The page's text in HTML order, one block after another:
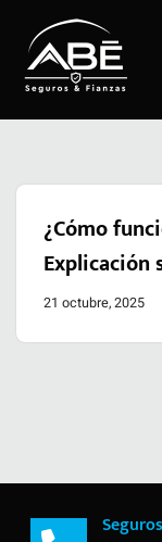
Saltar
al
¿Cómo
Explicación
21 octubre, 2025
Seguros